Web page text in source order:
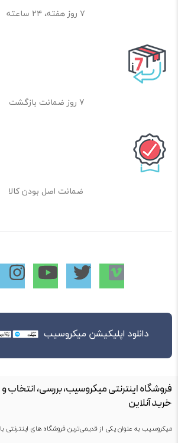
۷ روز هفته، ۲۴ ساعته
7 روز ضمانت بازگشت
ضمانت اصل بودن کالا
دانلود اپلیکیشن میکروسیب
فروشگاه اینترنتی میکروسیب، بررسی، انتخاب و
خرید آنلاین
میکروسیب به عنوان یکی از قدیمی‌ترین فروشگاه های اینترنتی با